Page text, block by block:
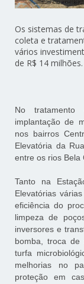
Os sistemas de
coleta e
vários
de R$ 14 milhões.
No
implantação de
nos bairros
Elevatória da
entre os rios Bela
Tanto na
Elevatórias
eficiência do
limpeza de
inversores e
bomba, troca de
turfa
melhorias no
proteção em